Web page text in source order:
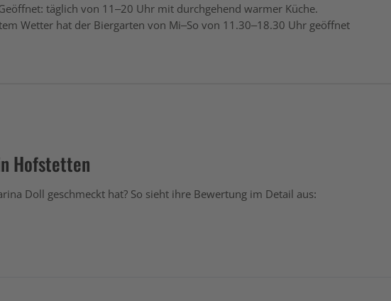
täglich von 11–20 Uhr mit durchgehend warmer Küche.
Wetter hat der Biergarten von Mi–So von 11.30–18.30 Uhr geöffnet
Hofstetten
Doll geschmeckt hat? So sieht ihre Bewertung im Detail aus: